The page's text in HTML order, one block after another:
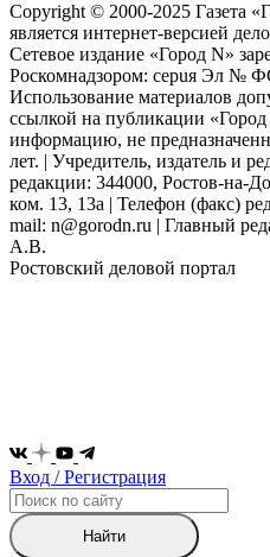
Copyright © 2000-2025 Газета
является интернет-версией
Сетевое издание «Город N»
Роскомнадзором: серuя Эл №
Использование материалов
ссылкой на публикации
информацию, не
лет. | Учредитель, издатель и
редакции: 344000, Ростов-на-
ком. 13, 13а | Телефон (факс)
mail: n@gorodn.ru | Главный
А.В.
Ростовский деловой портал
Вход / Регистрация
Найти